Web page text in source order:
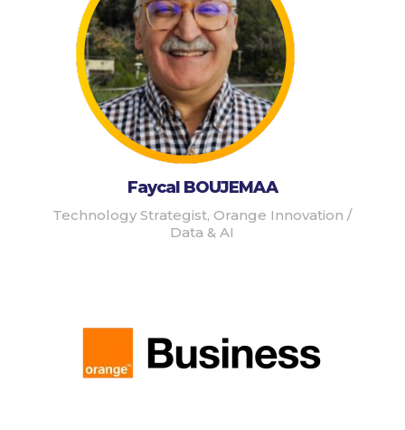
Faycal BOUJEMAA
Technology Strategist, Orange Innovation /
Data & AI